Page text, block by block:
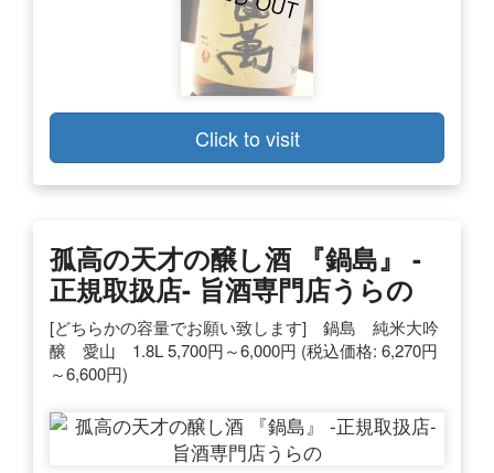
Click to visit
孤高の天才の醸し酒 『鍋島』 -
正規取扱店- 旨酒専門店うらの
[どちらかの容量でお願い致します] 鍋島 純米大吟
醸 愛山 1.8L 5,700円～6,000円 (税込価格: 6,270円
～6,600円)